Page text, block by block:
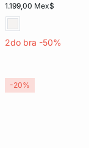
1.199,00 Mex$
2do bra -50%
-20%